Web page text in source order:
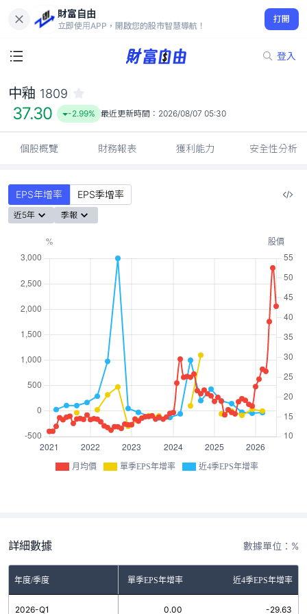
財富自由
立即使用APP，開啟您的股市智慧導航！
打開
登入
37.30
-2.99%
中釉 1809
37.30 -2.99% 最近更新時間： 2026/08/07 05:30
個股概覽 財務報表 獲利能力 安全性分析
EPS年增率 EPS季增率
近5年 季報
月均價 單季EPS年增率 近4季EPS年增率
詳細數據 數據單位：%
年度/季度 單季EPS年增率 近4季EPS年增率
2026-Q1 0.00 -29.63